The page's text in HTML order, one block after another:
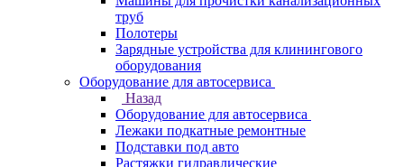
труб
Полотеры
Зарядные устройства для клинингового
оборудования
Оборудование для автосервиса
Назад
Оборудование для автосервиса
Лежаки подкатные ремонтные
Подставки под авто
Растяжки гидравлические